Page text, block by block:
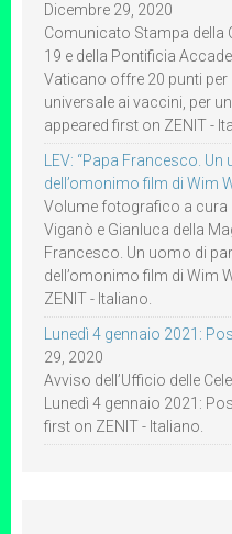
Dicembre 29, 2020
Comunicato Stampa della
19 e della Pontificia
Vaticano offre 20 punti
universale ai vaccini, per
appeared first on ZENIT -
LEV: “Papa Francesco.
dell’omonimo film di Wim
Volume fotografico a
Viganò e Gianluca della
Francesco. Un uomo di
dell’omonimo film di Wim
ZENIT - Italiano.
Lunedì 4 gennaio 2021:
29, 2020
Avviso dell’Ufficio delle
Lunedì 4 gennaio 2021:
first on ZENIT - Italiano.